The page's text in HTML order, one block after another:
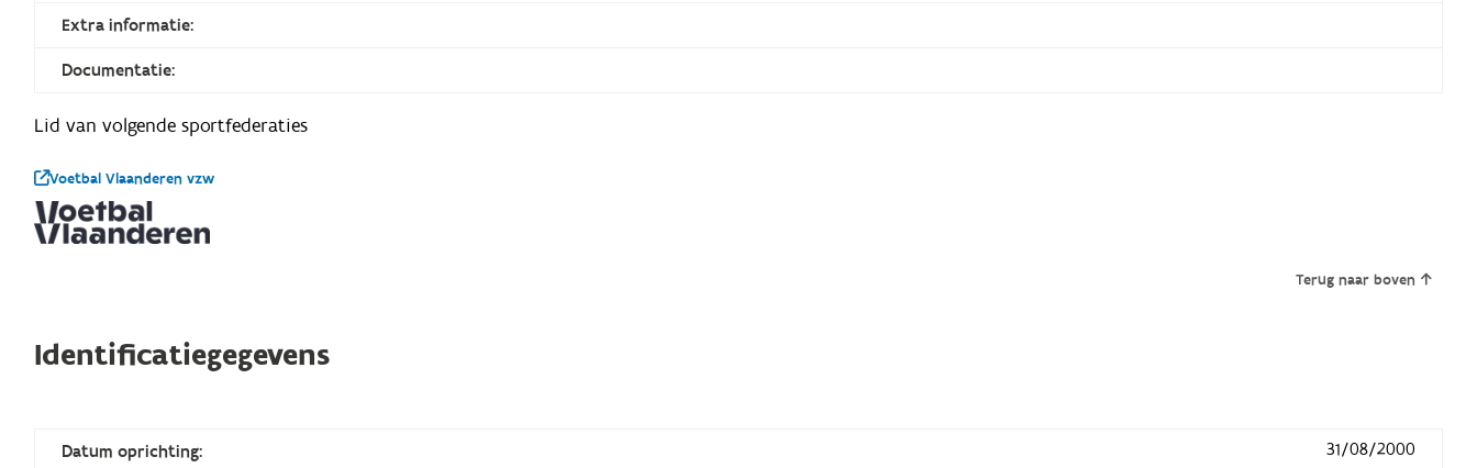
Extra informatie:
Documentatie:
Lid van volgende sportfederaties
Voetbal Vlaanderen vzw
Terug naar boven
Identificatiegegevens
Datum oprichting: 31/08/2000